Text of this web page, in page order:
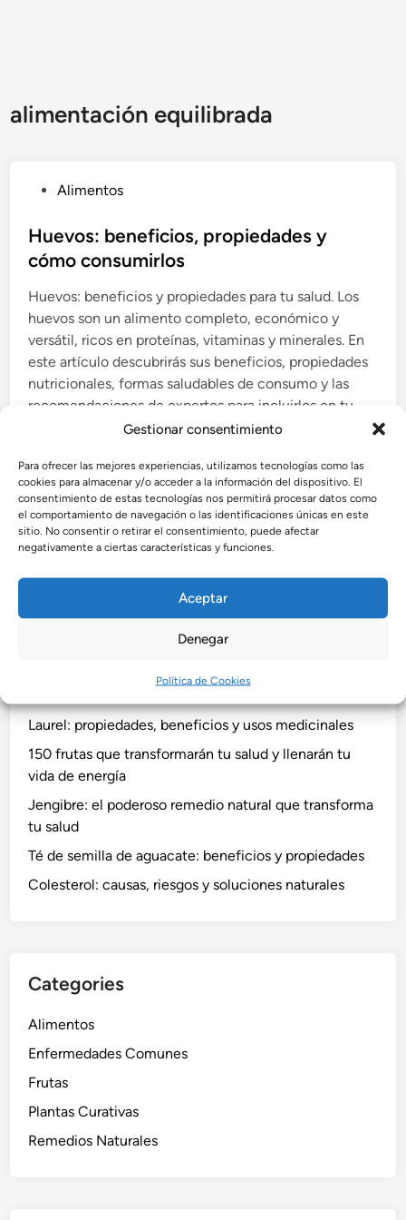
Gestionar consentimiento
Para ofrecer las mejores experiencias, utilizamos tecnologías como las
cookies para almacenar y/o acceder a la información del dispositivo. El
consentimiento de estas tecnologías nos permitirá procesar datos como
el comportamiento de navegación o las identificaciones únicas en este
sitio. No consentir o retirar el consentimiento, puede afectar
negativamente a ciertas características y funciones.
Aceptar
Denegar
Política de Cookies
alimentación equilibrada
b
l
c
a
d
o
e
n
Alimentos
Huevos: beneficios, propiedades y
cómo consumirlos
Huevos: beneficios y propiedades para tu salud. Los
huevos son un alimento completo, económico y
versátil, ricos en proteínas, vitaminas y minerales. En
este artículo descubrirás sus beneficios, propiedades
nutricionales, formas saludables de consumo y las
recomendaciones de expertos para incluirlos en tu
porAdmin • agosto 28, 2025
Buscar
Buscar
Laurel: propiedades, beneficios y usos medicinales
150 frutas que transformarán tu salud y llenarán tu
vida de energía
Jengibre: el poderoso remedio natural que transforma
tu salud
Té de semilla de aguacate: beneficios y propiedades
Colesterol: causas, riesgos y soluciones naturales
Categories
Alimentos
Enfermedades Comunes
Frutas
Plantas Curativas
Remedios Naturales